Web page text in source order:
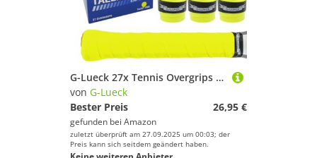
G-Lueck 27x Tennis Overgrips Talent Grip Griffband in umweltfreundlicher Verpackung | 0,60mm Stärke | Für Squash Badminton Schläger & Golf inkl. Selbstklebendem Abschlußband | sehr griffig (Neon-Gelb)
von G-Lueck
Bester Preis
26,95 €
gefunden bei Amazon
zuletzt überprüft am 27.09.2025 um 00:03; der
Preis kann sich seitdem geändert haben.